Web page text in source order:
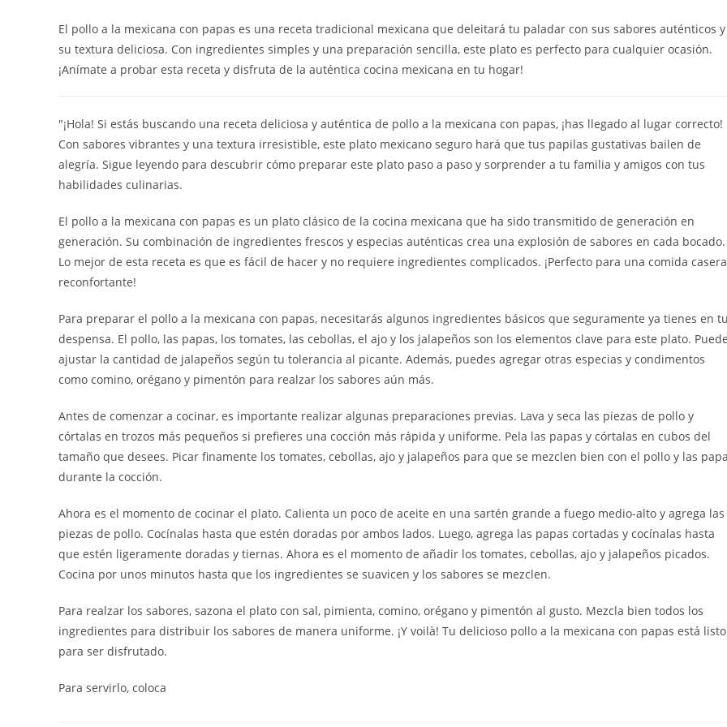
El pollo a la mexicana con papas es una receta tradicional mexicana que deleitará tu paladar con sus sabores auténticos y
su textura deliciosa. Con ingredientes simples y una preparación sencilla, este plato es perfecto para cualquier ocasión.
¡Anímate a probar esta receta y disfruta de la auténtica cocina mexicana en tu hogar!
"¡Hola! Si estás buscando una receta deliciosa y auténtica de pollo a la mexicana con papas, ¡has llegado al lugar correcto!
Con sabores vibrantes y una textura irresistible, este plato mexicano seguro hará que tus papilas gustativas bailen de
alegría. Sigue leyendo para descubrir cómo preparar este plato paso a paso y sorprender a tu familia y amigos con tus
habilidades culinarias.
El pollo a la mexicana con papas es un plato clásico de la cocina mexicana que ha sido transmitido de generación en
generación. Su combinación de ingredientes frescos y especias auténticas crea una explosión de sabores en cada bocado.
Lo mejor de esta receta es que es fácil de hacer y no requiere ingredientes complicados. ¡Perfecto para una comida casera
reconfortante!
Para preparar el pollo a la mexicana con papas, necesitarás algunos ingredientes básicos que seguramente ya tienes en
despensa. El pollo, las papas, los tomates, las cebollas, el ajo y los jalapeños son los elementos clave para este plato.
ajustar la cantidad de jalapeños según tu tolerancia al picante. Además, puedes agregar otras especias y condimentos
como comino, orégano y pimentón para realzar los sabores aún más.
Antes de comenzar a cocinar, es importante realizar algunas preparaciones previas. Lava y seca las piezas de pollo y
córtalas en trozos más pequeños si prefieres una cocción más rápida y uniforme. Pela las papas y córtalas en cubos del
tamaño que desees. Picar finamente los tomates, cebollas, ajo y jalapeños para que se mezclen bien con el pollo y las
durante la cocción.
Ahora es el momento de cocinar el plato. Calienta un poco de aceite en una sartén grande a fuego medio-alto y agrega las
piezas de pollo. Cocínalas hasta que estén doradas por ambos lados. Luego, agrega las papas cortadas y cocínalas hasta
que estén ligeramente doradas y tiernas. Ahora es el momento de añadir los tomates, cebollas, ajo y jalapeños picados.
Cocina por unos minutos hasta que los ingredientes se suavicen y los sabores se mezclen.
Para realzar los sabores, sazona el plato con sal, pimienta, comino, orégano y pimentón al gusto. Mezcla bien todos los
ingredientes para distribuir los sabores de manera uniforme. ¡Y voilà! Tu delicioso pollo a la mexicana con papas está listo
para ser disfrutado.
Para servirlo, coloca